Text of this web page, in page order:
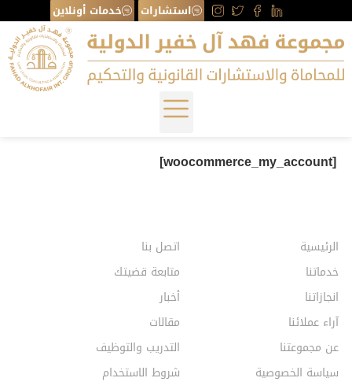
استشارات خدمات أونلاين
[woocommerce_my_account]
الرئيسية
خدماتنا
انجازاتنا
آراء عملائنا
عن مجموعتنا
سياسة الخصوصية
اتصل بنا
متابعة قضيتك
أخبار
مقالات
التدريب والتوظيف
شروط الاستخدام